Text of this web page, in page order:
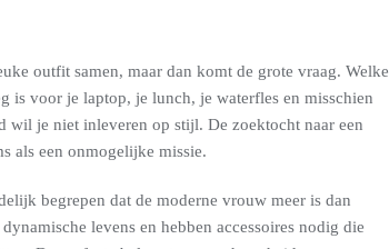
outfit samen, maar dan komt de grote vraag. Welke
is voor je laptop, je lunch, je waterfles en misschien
je niet inleveren op stijl. De zoektocht naar een
als een onmogelijke missie.
begrepen dat de moderne vrouw meer is dan
levens en hebben accessoires nodig die